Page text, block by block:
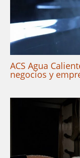
ACS Agua
negocios y